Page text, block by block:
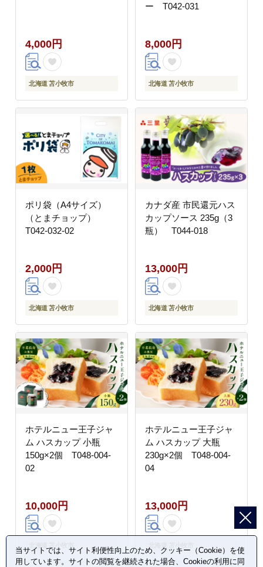
4,000円
北海道 苫小牧市
ー T042-031
8,000円
北海道 苫小牧市
ポリ袋（A4サイズ）
（とまチョップ）
T042-032-02
2,000円
北海道 苫小牧市
カナダ産 市民還元ハス
カップソース 235g（3
瓶） T044-018
13,000円
北海道 苫小牧市
ホテルニュー王子ジャ
ム ハスカップ 小瓶
150g×2個 T048-004-
02
10,000円
ホテルニュー王子ジャ
ム ハスカップ 大瓶
230g×2個 T048-004-
04
13,000円
当サイトでは、サイト利便性向上のため、クッキー（Cookie）を使
用しています。サイトの閲覧を継続された場合、Cookieの利用に同